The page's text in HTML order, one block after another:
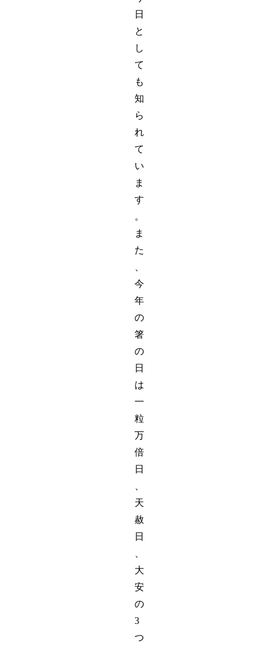
日
と
し
て
も
知
ら
れ
て
い
ま
す
。
ま
た
今
年
の
箸
の
日
は
一
粒
万
倍
日
天
赦
日
大
安
の
3
つ